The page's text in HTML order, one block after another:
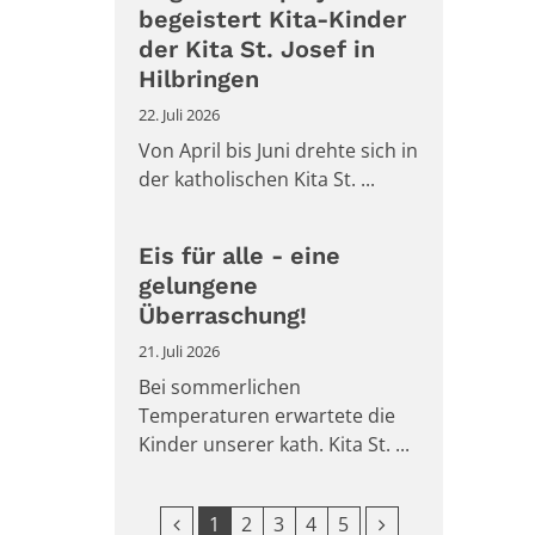
begeistert Kita-Kinder
der Kita St. Josef in
Hilbringen
22. Juli 2026
Von April bis Juni drehte sich in
der katholischen Kita St. ...
Eis für alle - eine
gelungene
Überraschung!
21. Juli 2026
Bei sommerlichen
Temperaturen erwartete die
Kinder unserer kath. Kita St. ...
Vorherige Seite
1 2 3 4 5 Nächste Seite